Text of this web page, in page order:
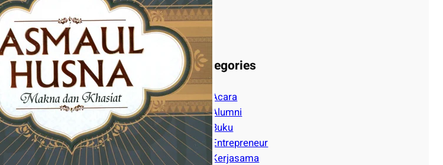
Categories
Acara
Alumni
Buku
Entrepreneur
Kerjasama